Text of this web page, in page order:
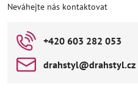
Neváhejte nás kontaktovat
+420 603 282 053
drahstyl​@drahstyl​.cz